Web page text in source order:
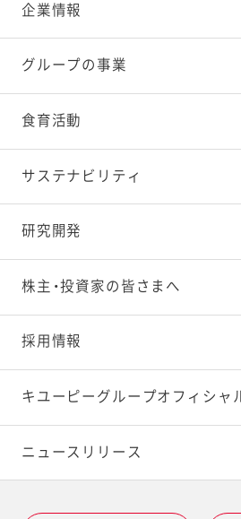
2025年3月
2025年2月
2025年1月
2024年4月
2024年3月
2024年2月
2023年5月
2023年4月
2023年3月
2022年6月
2022年5月
2022年4月
2021年7月
2021年6月
2021年5月
2020年8月
2020年7月
2020年6月
2019年9月
2019年8月
2019年7月
企業情報
グループの事業
食育活動
サステナビリティ
研究開発
株主・投資家の皆さまへ
採用情報
キユーピーグループオフィシャ
ニュースリリース